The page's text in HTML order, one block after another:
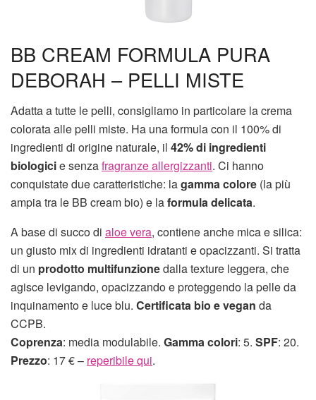
BB CREAM FORMULA PURA
DEBORAH – PELLI MISTE
Adatta a tutte le pelli, consigliamo in particolare la crema
colorata alle pelli miste. Ha una formula con il 100% di
ingredienti di origine naturale, il 42% di ingredienti
biologicie senzafragranze allergizzanti. Ci hanno
conquistate due caratteristiche: lagamma colore (la più
ampia tra le BB cream bio) e laformula delicata.
A base di succo di aloe vera, contiene anche mica e silica:
un giusto mix di ingredienti idratanti e opacizzanti. Si tratta
di un prodotto multifunzionedalla texture leggera, che
agisce levigando, opacizzando e proteggendo la pelle da
inquinamento e luce blu. Certificata bio e vegan da
CCPB.
Coprenza: media modulabile. Gamma colori: 5. SPF: 20.
Prezzo: 17 € – reperibile qui.